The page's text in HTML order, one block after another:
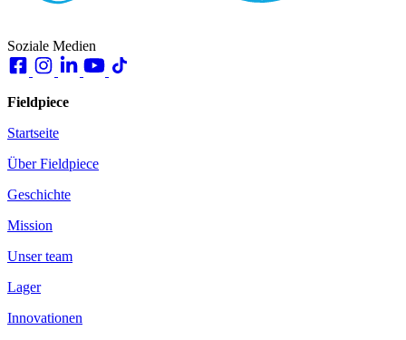
Soziale Medien
Fieldpiece
Startseite
Über Fieldpiece
Geschichte
Mission
Unser team
Lager
Innovationen